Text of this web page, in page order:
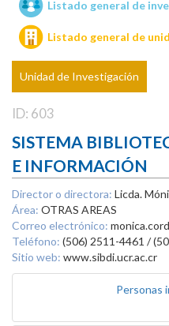
Unidades de
Listado general de
Listado general de
Unidad de Investigación
ID: 603
SISTEMA
E INFORMACIÓN
Director o directora: Licda.
Área: OTRAS AREAS
Correo electrónico:
Teléfono: (506) 2511-4461 /
Sitio web: www.sibdi.ucr.ac.cr
Personas